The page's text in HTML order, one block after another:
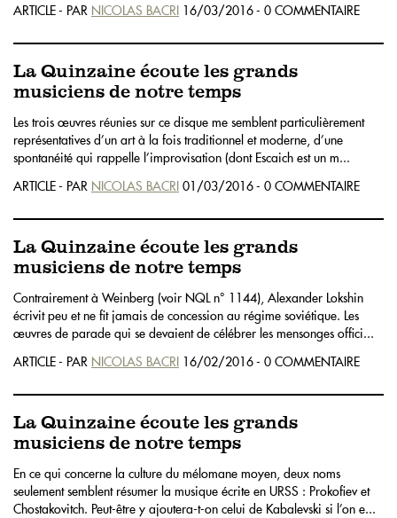
ARTICLE - PAR NICOLAS BACRI 16/03/2016 - 0 COMMENTAIRE
La Quinzaine écoute les grands
musiciens de notre temps
Les trois œuvres réunies sur ce disque me semblent particulièrement
représentatives d’un art à la fois traditionnel et moderne, d’une
spontanéité qui rappelle l’improvisation (dont Escaich est un m...
ARTICLE - PAR NICOLAS BACRI 01/03/2016 - 0 COMMENTAIRE
La Quinzaine écoute les grands
musiciens de notre temps
Contrairement à Weinberg (voir NQL n° 1144), Alexander Lokshin
écrivit peu et ne fit jamais de concession au régime soviétique. Les
œuvres de parade qui se devaient de célébrer les mensonges offici...
ARTICLE - PAR NICOLAS BACRI 16/02/2016 - 0 COMMENTAIRE
La Quinzaine écoute les grands
musiciens de notre temps
En ce qui concerne la culture du mélomane moyen, deux noms
seulement semblent résumer la musique écrite en URSS : Prokofiev et
Chostakovitch. Peut-être y ajoutera-t-on celui de Kabalevski si l’on e...